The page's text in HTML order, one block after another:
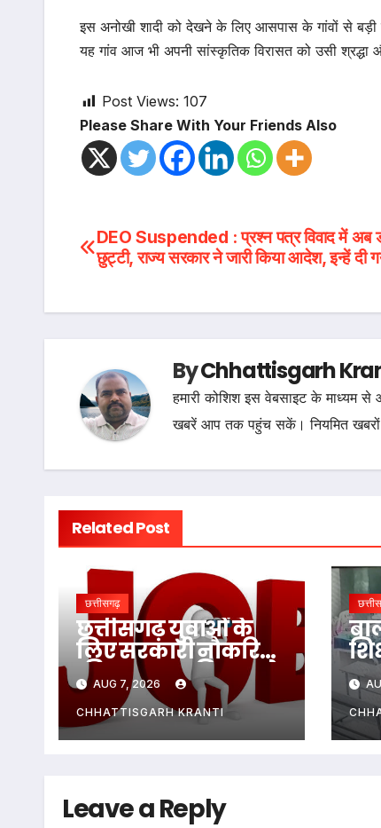
इस अनोखी शादी को देखने के लिए आसपास के गांवों से बड़ी
यह गांव आज भी अपनी सांस्कृतिक विरासत को उसी
Post Views: 107
Please Share With Your Friends Also
Post
navigation
DEO Suspended : प्रश्न पत्र विवाद में अब
छुट्टी, राज्य सरकार ने जारी किया आदेश, इन्हें दी
ByChhattisgarh
हमारी कोशिश इस वेबसाइट के माध्यम से
खबरें आप तक पहुंच सकें। नियमित खबरों
Related Post
छत्तीसगढ़
छत्तीसगढ़ युवाओं के
लिए सरकारी नौकरियों
की बहार! इस विभाग ने
1235 पदों पर बम्पर भर्ती,
डाटा एंट्री ऑपरेटर के ही
400 पद…
AUG 7, 2026
CHHATTISGARH KRANTI
Leave a Reply